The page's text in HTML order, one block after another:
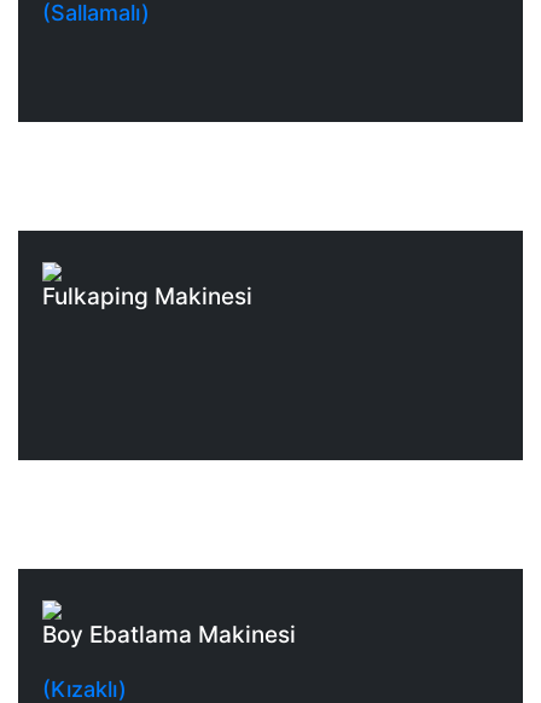
(Sallamalı)
Fulkaping Makinesi
Boy Ebatlama Makinesi
(Kızaklı)